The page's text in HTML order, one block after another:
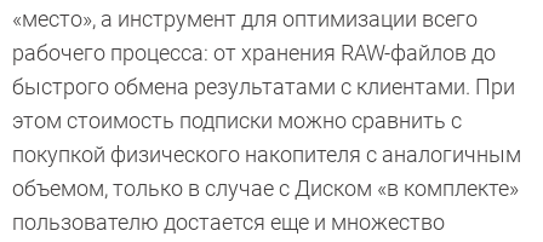
«место», а инструмент для оптимизации всего
рабочего процесса: от хранения RAW-файлов до
быстрого обмена результатами с клиентами. При
этом стоимость подписки можно сравнить с
покупкой физического накопителя с аналогичным
объемом, только в случае с Диском «в комплекте»
пользователю достается еще и множество